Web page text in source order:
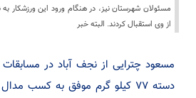
مسئولان شهرستان نیز، در هنگام ورود این ورزشکار
از وی استقبال کردند. البته خبر
مسعود چترایی از نجف آباد در
دسته ۷۷ کیلو گرم موفق به کسب